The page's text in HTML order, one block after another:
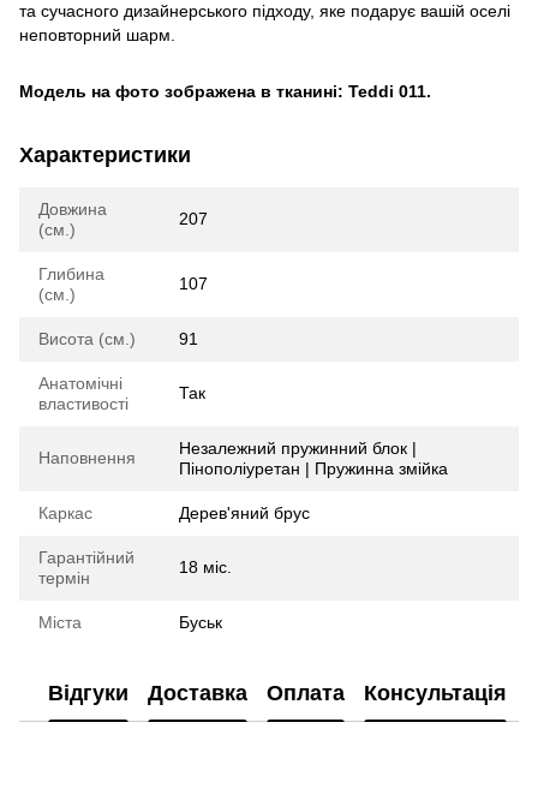
та сучасного дизайнерського підходу, яке подарує вашій оселі
неповторний шарм.
Модель на фото зображена в тканині: Teddi 011.
Характеристики
Довжина
(см.)
207
Глибина
(см.)
107
Висота (см.) 91
Анатомічні
властивості
Так
Наповнення
Незалежний пружинний блок |
Пінополіуретан | Пружинна змійка
Каркас Дерев'яний брус
Гарантійний
термін
18 міс.
Міста Буськ
Відгуки Доставка Оплата Консультація